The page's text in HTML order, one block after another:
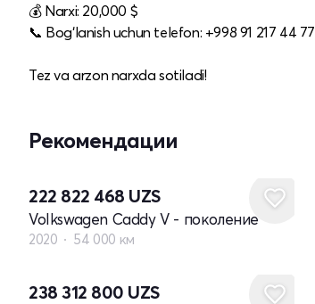
💰 Narxi: 20,000 $
📞 Bog‘lanish uchun telefon: +998 91 217 44 77
Tez va arzon narxda sotiladi!
Рекомендации
222 822 468 UZS
Volkswagen Caddy V - поколение
2020 54 000 км
238 312 800 UZS